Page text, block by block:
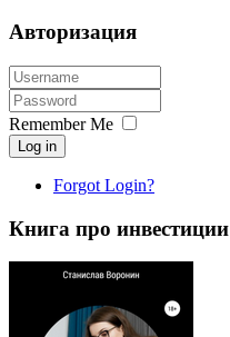
Авторизация
Remember Me
Log in
Forgot Login?
Книга про инвестиции